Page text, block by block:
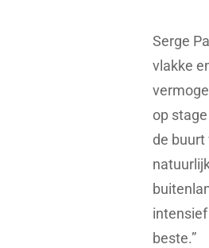
Serge
vlakke
op
de buurt
beste.”